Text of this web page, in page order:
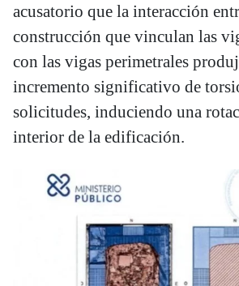
acusatorio que la interacción
construcción que vinculan las
con las vigas perimetrales
incremento significativo de
solicitudes, induciendo una
interior de la edificación.